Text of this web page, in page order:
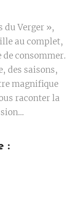
du Verger »,
au complet,
consommer.
des saisons,
magnifique
raconter la
: